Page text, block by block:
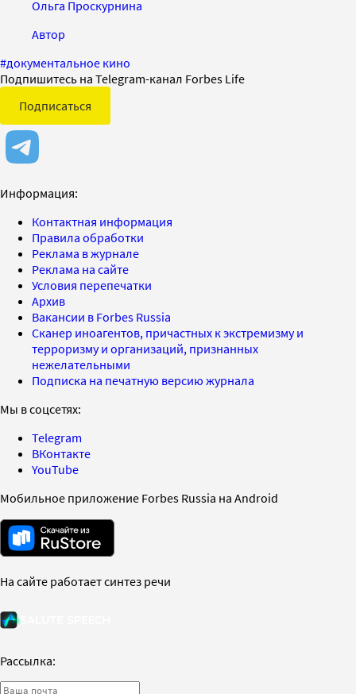
Ольга Проскурнина
Автор
#документальное кино
Подпишитесь на Telegram-канал Forbes Life
Подписаться
Информация:
Контактная информация
Правила обработки
Реклама в журнале
Реклама на сайте
Условия перепечатки
Архив
Вакансии в Forbes Russia
Сканер иноагентов, причастных к экстремизму и
терроризму и организаций, признанных
нежелательными
Подписка на печатную версию журнала
Мы в соцсетях:
Telegram
ВКонтакте
YouTube
Мобильное приложение Forbes Russia на Android
На сайте работает синтез речи
Рассылка: